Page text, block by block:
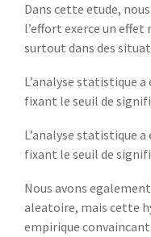
Dans cette etude,
l’effort exerce un
surtout dans des
L’analyse statistique a
fixant le seuil de
L’analyse statistique
fixant le seuil de
Nous avons
aleatoire, mais cette
empirique convaincant.